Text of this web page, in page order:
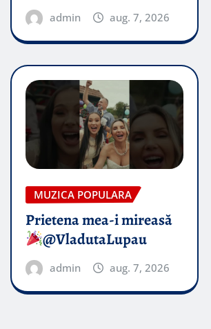
admin aug. 7, 2026
MUZICA POPULARA
Prietena mea-i mireasă​
@VladutaLupau
admin aug. 7, 2026